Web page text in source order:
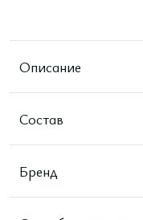
Описание
Состав
Бренд